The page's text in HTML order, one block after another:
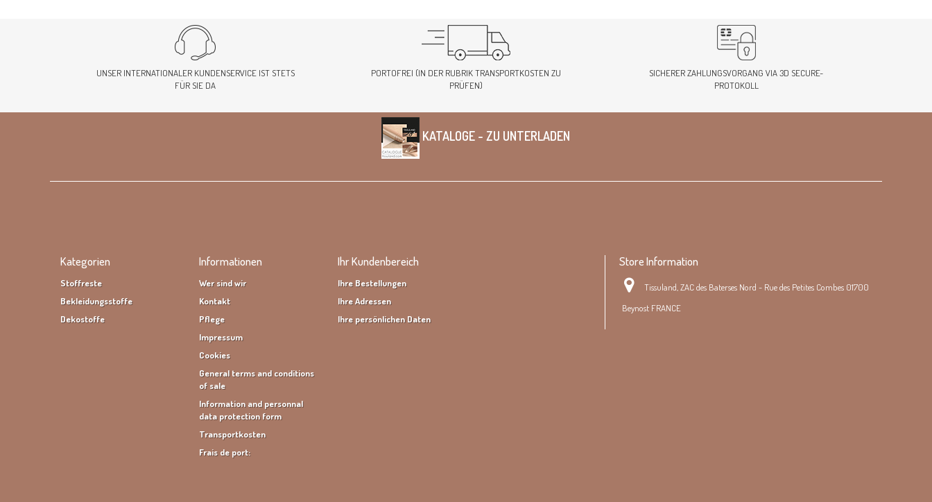
UNSER INTERNATIONALER KUNDENSERVICE IST STETS
FÜR SIE DA
PORTOFREI (IN DER RUBRIK TRANSPORTKOSTEN ZU
PRÜFEN)
SICHERER ZAHLUNGSVORGANG VIA 3D SECURE-
PROTOKOLL
KATALOGE - ZU UNTERLADEN
Kategorien
Stoffreste
Bekleidungsstoffe
Dekostoffe
Informationen
Wer sind wir
Kontakt
Pflege
Impressum
Cookies
General terms and conditions
of sale
Information and personnal
data protection form
Transportkosten
Frais de port:
Ihr Kundenbereich
Ihre Bestellungen
Ihre Adressen
Ihre persönlichen Daten
Store Information
Tissuland, ZAC des Baterses Nord - Rue des Petites Combes 01700
Beynost FRANCE